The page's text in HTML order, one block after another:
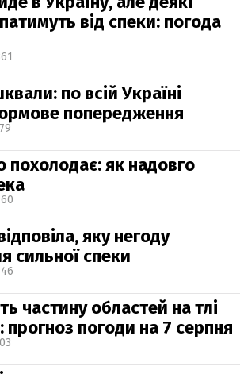
від спеки: погода
по всій Україні
попередження
похолодає: як надовго
яку негоду
сильної спеки
частину областей на тлі
прогноз погоди на 7 серпня